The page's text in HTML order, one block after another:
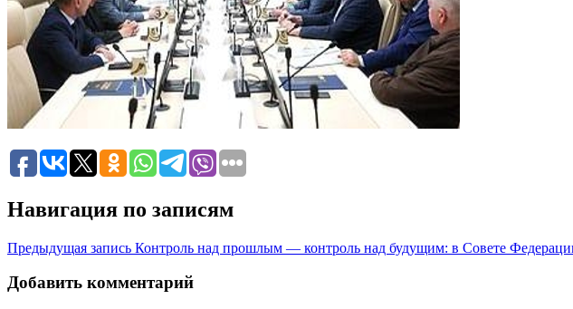
Навигация по записям
Предыдущая запись Контроль над прошлым — контроль над будущим: в Совете
Добавить комментарий